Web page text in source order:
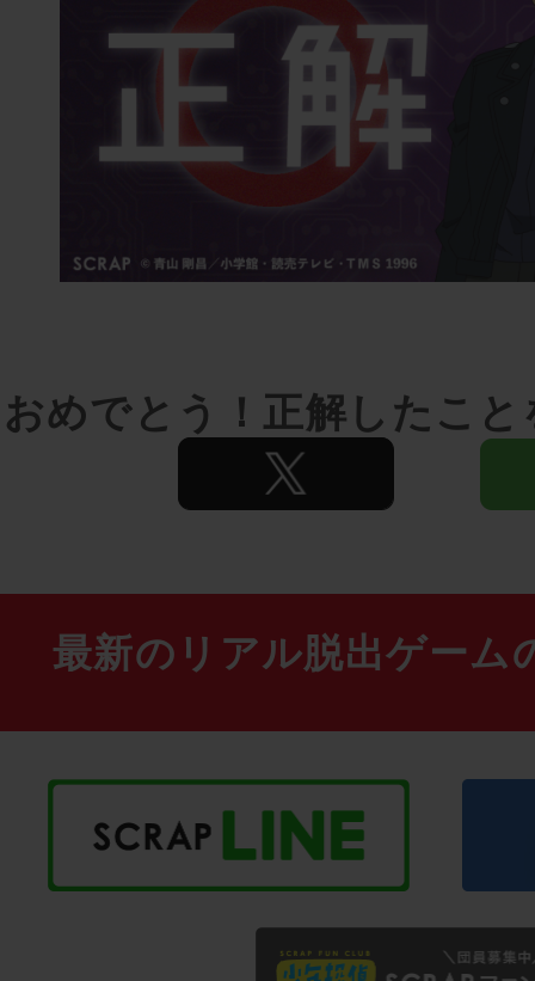
おめでとう！正解したこ
最新のリアル脱出ゲーム